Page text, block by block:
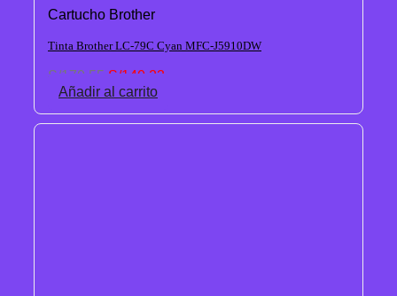
Cartucho Brother
Tinta Brother LC-79C Cyan MFC-J5910DW
S/170.55 El
precio
era:
S/140.23
es:
Añadir al carrito